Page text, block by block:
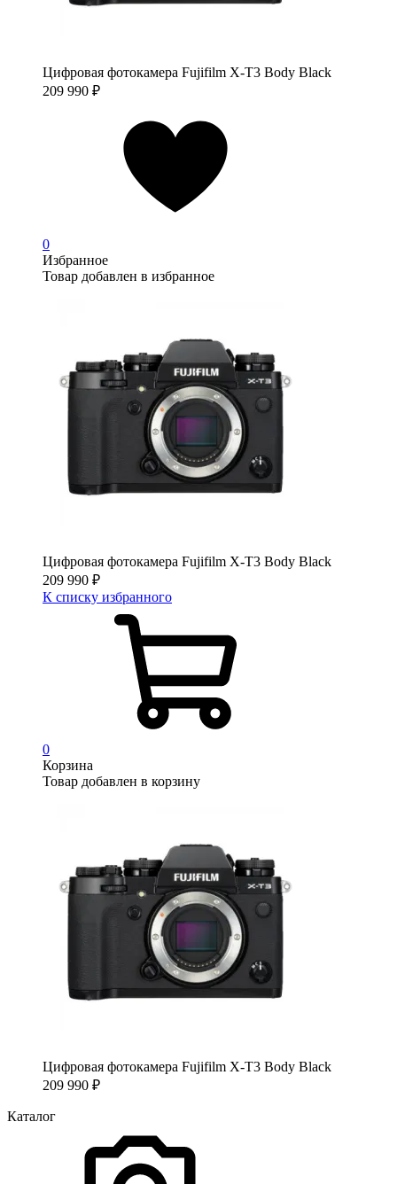
Цифровая фотокамера Fujifilm X-T3 Body Black
209 990 ₽
0
Избранное
Товар добавлен в избранное
Цифровая фотокамера Fujifilm X-T3 Body Black
209 990 ₽
К списку избранного
0
Корзина
Товар добавлен в корзину
Цифровая фотокамера Fujifilm X-T3 Body Black
209 990 ₽
Каталог